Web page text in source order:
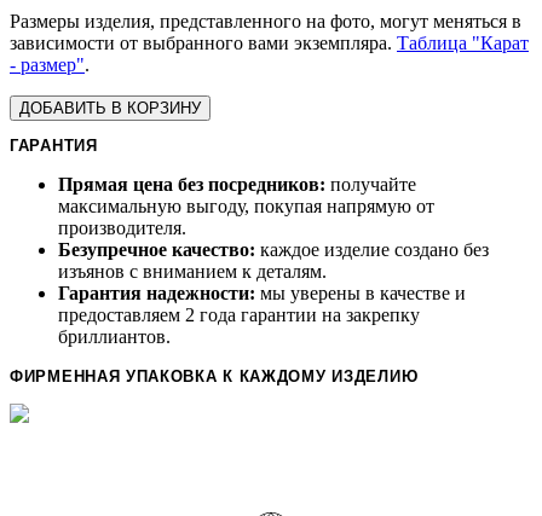
Размеры изделия, представленного на фото, могут меняться в
зависимости от выбранного вами экземпляра. Таблица "Карат
- размер".
ДОБАВИТЬ В КОРЗИНУ
ГАРАНТИЯ
Прямая цена без посредников: получайте
максимальную выгоду, покупая напрямую от
производителя.
Безупречное качество: каждое изделие создано без
изъянов с вниманием к деталям.
Гарантия надежности: мы уверены в качестве и
предоставляем 2 года гарантии на закрепку
бриллиантов.
ФИРМЕННАЯ УПАКОВКА К КАЖДОМУ ИЗДЕЛИЮ